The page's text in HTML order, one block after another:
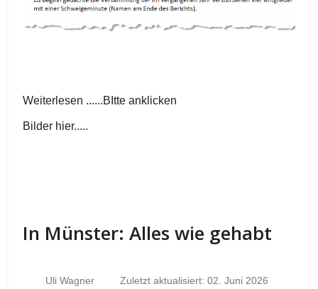
Weiterlesen ......BItte anklicken
Bilder hier.....
In Münster: Alles wie gehabt
Uli Wagner Zuletzt aktualisiert: 02. Juni 2026